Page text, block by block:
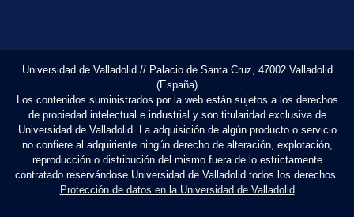
Universidad de Valladolid // Palacio de Santa Cruz, 47002 Valladolid
(España)
Los contenidos suministrados por la web están sujetos a los derechos
de propiedad intelectual e industrial y son titularidad exclusiva de
Universidad de Valladolid. La adquisición de algún producto o servicio
no confiere al adquiriente ningún derecho de alteración, explotación,
reproducción o distribución del mismo fuera de lo estrictamente
contratado reservándose Universidad de Valladolid todos los derechos.
Protección de datos en la Universidad de Valladolid